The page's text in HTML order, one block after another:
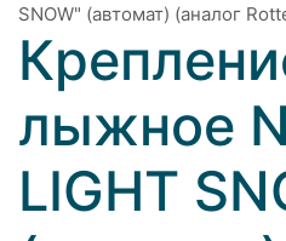
SNOW" (автомат) (аналог
лыжное
LIGHT